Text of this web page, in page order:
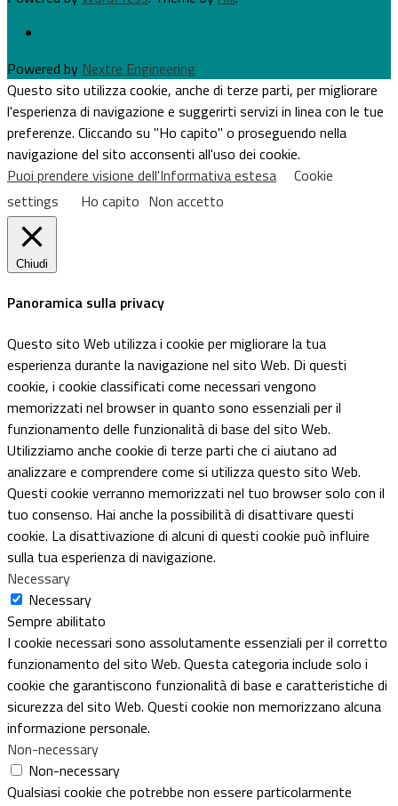
Powered by Nextre Engineering
Questo sito utilizza cookie, anche di terze parti, per migliorare
l'esperienza di navigazione e suggerirti servizi in linea con le tue
preferenze. Cliccando su "Ho capito" o proseguendo nella
navigazione del sito acconsenti all'uso dei cookie.
Puoi prendere visione dell'Informativa estesa
Cookie
settings
Ho capito Non accetto
Chiudi
Panoramica sulla privacy
Questo sito Web utilizza i cookie per migliorare la tua
esperienza durante la navigazione nel sito Web. Di questi
cookie, i cookie classificati come necessari vengono
memorizzati nel browser in quanto sono essenziali per il
funzionamento delle funzionalità di base del sito Web.
Utilizziamo anche cookie di terze parti che ci aiutano ad
analizzare e comprendere come si utilizza questo sito Web.
Questi cookie verranno memorizzati nel tuo browser solo con il
tuo consenso. Hai anche la possibilità di disattivare questi
cookie. La disattivazione di alcuni di questi cookie può influire
sulla tua esperienza di navigazione.
Necessary
Necessary
Sempre abilitato
I cookie necessari sono assolutamente essenziali per il corretto
funzionamento del sito Web. Questa categoria include solo i
cookie che garantiscono funzionalità di base e caratteristiche di
sicurezza del sito Web. Questi cookie non memorizzano alcuna
informazione personale.
Non-necessary
Non-necessary
Qualsiasi cookie che potrebbe non essere particolarmente